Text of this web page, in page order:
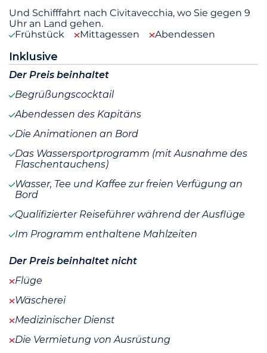
Und Schifffahrt nach Civitavecchia, wo Sie gegen 9
Uhr an Land gehen.
Frühstück
Mittagessen Abendessen
Inklusive
Der Preis beinhaltet
Begrüßungscocktail
Abendessen des Kapitäns
Die Animationen an Bord
Das Wassersportprogramm (mit Ausnahme des
Flaschentauchens)
Wasser, Tee und Kaffee zur freien Verfügung an
Bord
Qualifizierter Reiseführer während der Ausflüge
Im Programm enthaltene Mahlzeiten
Der Preis beinhaltet nicht
Flüge
Wäscherei
Medizinischer Dienst
Die Vermietung von Ausrüstung